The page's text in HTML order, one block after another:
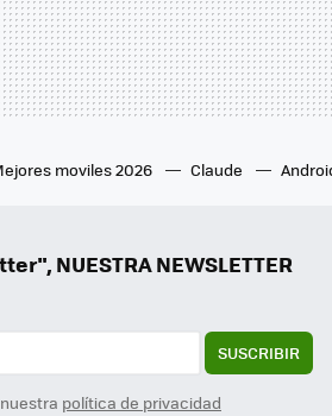
moviles 2026 Claude
NUESTRA NEWSLETTER
SUSCRIBIR
política de privacidad